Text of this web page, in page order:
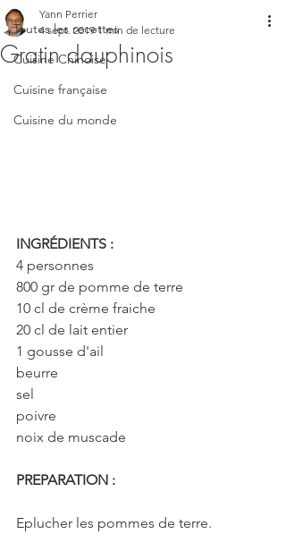
Toutes les recettes
Cuisine Chinoise
Cuisine française
Cuisine du monde
Gratin dauphinois
Yann Perrier
4 sept. 2019 1 min de lecture
INGRÉDIENTS :
4 personnes
800 gr de pomme de terre
10 cl de crème fraiche
20 cl de lait entier
1 gousse d'ail
beurre
sel
poivre
noix de muscade
PREPARATION :
Eplucher les pommes de terre.